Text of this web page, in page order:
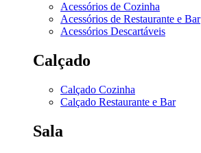
Acessórios de Cozinha
Acessórios de Restaurante e Bar
Acessórios Descartáveis
Calçado
Calçado Cozinha
Calçado Restaurante e Bar
Sala